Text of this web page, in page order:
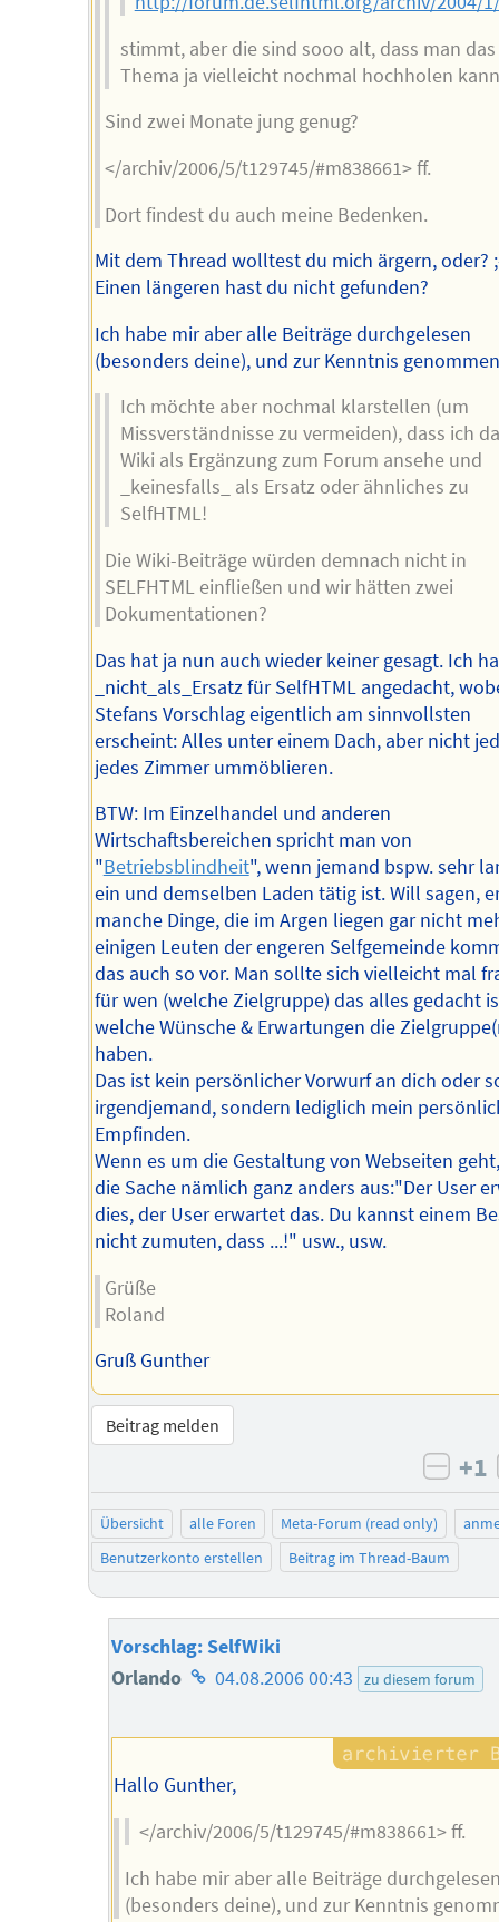
stimmt, aber die sind sooo alt, dass man das
Thema ja vielleicht nochmal hochholen
Sind zwei Monate jung genug?
</archiv/2006/5/t129745/#m838661> ff.
Dort findest du auch meine Bedenken.
Mit dem Thread wolltest du mich ärgern, oder?
Einen längeren hast du nicht gefunden?
Ich habe mir aber alle Beiträge durchgelesen
(besonders deine), und zur Kenntnis
Ich möchte aber nochmal klarstellen (um
Missverständnisse zu vermeiden), dass ich
Wiki als Ergänzung zum Forum ansehe und
_keinesfalls_ als Ersatz oder ähnliches zu
SelfHTML!
Die Wiki-Beiträge würden demnach nicht in
SELFHTML einfließen und wir hätten zwei
Dokumentationen?
Das hat ja nun auch wieder keiner gesagt. Ich
_nicht_als_Ersatz für SelfHTML angedacht,
Stefans Vorschlag eigentlich am sinnvollsten
erscheint: Alles unter einem Dach, aber nicht
jedes Zimmer ummöblieren.
BTW: Im Einzelhandel und anderen
Wirtschaftsbereichen spricht man von
"Betriebsblindheit", wenn jemand bspw. sehr
ein und demselben Laden tätig ist. Will sagen,
manche Dinge, die im Argen liegen gar nicht
einigen Leuten der engeren Selfgemeinde
das auch so vor. Man sollte sich vielleicht mal
für wen (welche Zielgruppe) das alles gedacht
welche Wünsche & Erwartungen die
haben.
Das ist kein persönlicher Vorwurf an dich oder
irgendjemand, sondern lediglich mein
Empfinden.
Wenn es um die Gestaltung von Webseiten
die Sache nämlich ganz anders aus:"Der User
dies, der User erwartet das. Du kannst einem
nicht zumuten, dass ...!" usw., usw.
Grüße
Roland
Gruß Gunther
Beitrag melden
+1
Übersicht alle Foren Meta-Forum (read only)
Benutzerkonto erstellen
Beitrag im Thread-Baum
Vorschlag: SelfWiki
Orlando Homepage
Autors
04.08.2006 00:43 zu diesem forum
Hallo Gunther,
</archiv/2006/5/t129745/#m838661> ff.
Ich habe mir aber alle Beiträge
(besonders deine), und zur Kenntnis